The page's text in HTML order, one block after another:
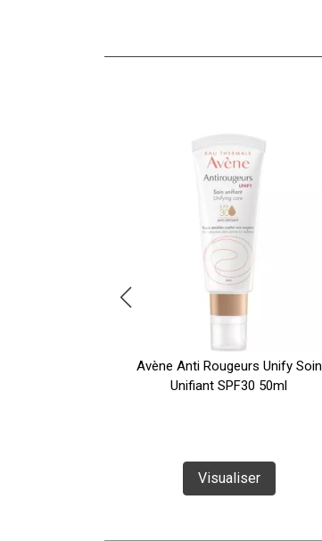
Avène Anti Rougeurs Unify Soin
Unifiant SPF30 50ml
Visualiser